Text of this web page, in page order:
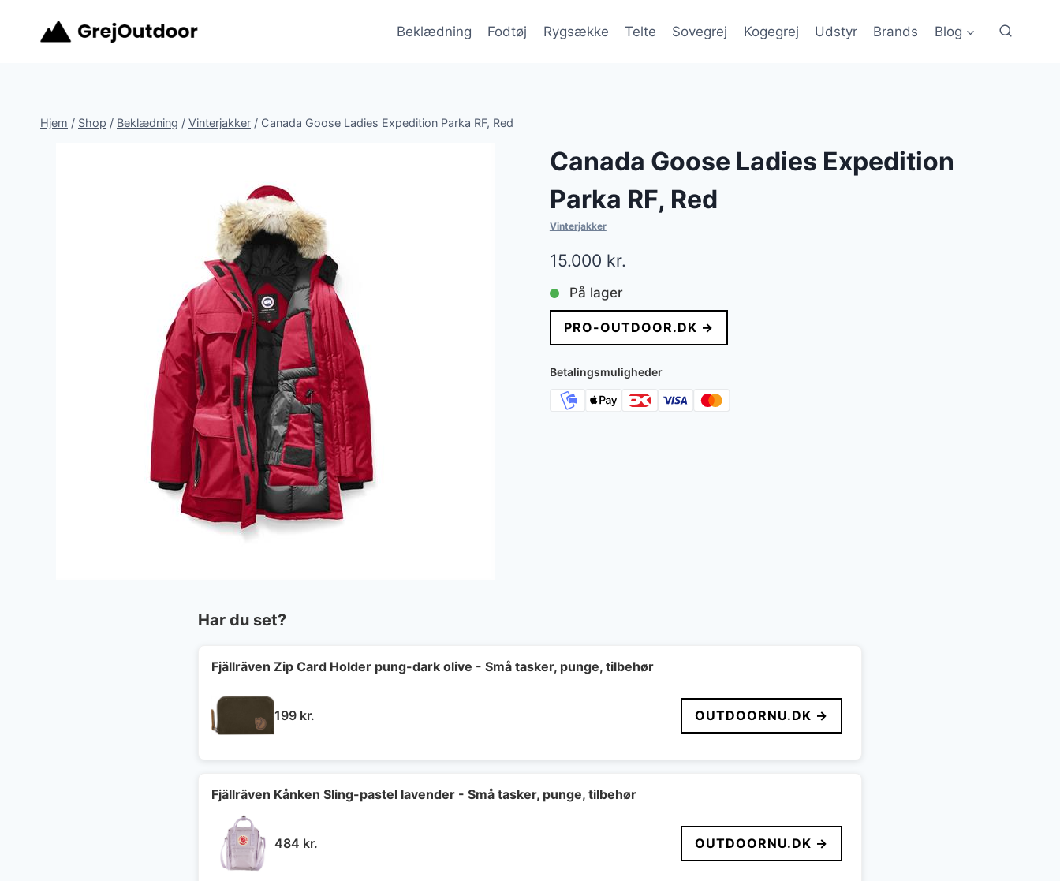
Beklædning Fodtøj Rygsække Telte Sovegrej Kogegrej Udstyr Brands Blog
Hjem / Shop / Beklædning / Vinterjakker / Canada Goose Ladies Expedition Parka RF, Red
Canada Goose Ladies Expedition
Parka RF, Red
Vinterjakker
15.000 kr.
På lager
PRO-OUTDOOR.DK →
Betalingsmuligheder
Har du set?
Fjällräven Zip Card Holder pung-dark olive - Små tasker, punge, tilbehør
199 kr. OUTDOORNU.DK →
Fjällräven Kånken Sling-pastel lavender - Små tasker, punge, tilbehør
484 kr. OUTDOORNU.DK →